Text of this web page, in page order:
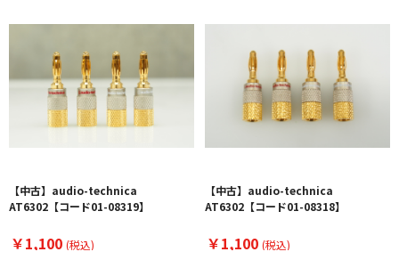
【中古】audio-technica
AT6302【コード01-08319】
￥1,100 (税込)
【中古】audio-technica
AT6302【コード01-08318】
￥1,100 (税込)